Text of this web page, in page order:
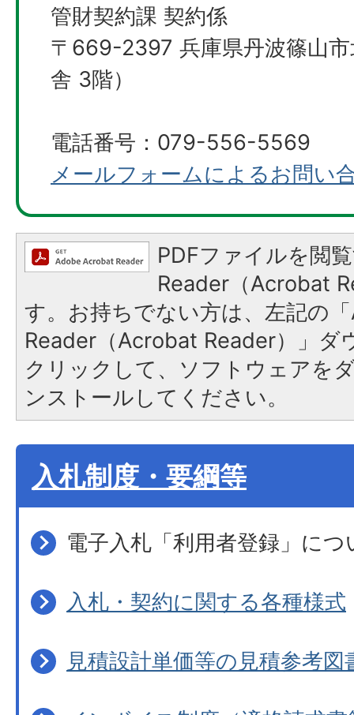
管財契約課 契約係
〒669-2397 兵庫県丹波篠山
舎 3階）
電話番号：079-556-5569
メールフォームによるお問い
PDFファイルを閲
Reader（Acrobat
す。お持ちでない方は、左記の
Reader（Acrobat Reader）」ダ
クリックして、ソフトウェアを
ンストールしてください。
入札制度・要綱等
電子入札「利用者登録」につ
入札・契約に関する各種様式
見積設計単価等の見積参考図